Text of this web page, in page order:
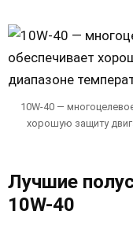
10W-40 —
хорошую защиту
Лучшие
10W-40